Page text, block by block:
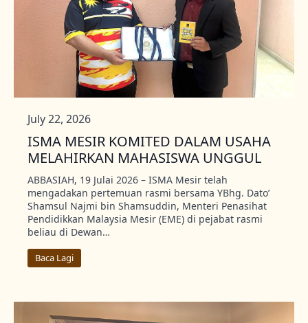
ISMA MESIR KOMITED DALAM USAHA
MELAHIRKAN MAHASISWA UNGGUL
July 22, 2026
ABBASIAH, 19 Julai 2026 – ISMA Mesir telah
mengadakan pertemuan rasmi bersama YBhg. Dato’
Shamsul Najmi bin Shamsuddin, Menteri Penasihat
Pendidikkan Malaysia Mesir (EME) di pejabat rasmi
beliau di Dewan…
Baca Lagi